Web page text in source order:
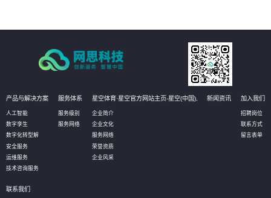
产品与解决方案
人工智能
数字孪生
数字化转型解
安全服务
运维服务
技术咨询服务
服务体系
服务级别
服务网络
星空体育·星空官方网站主页-星空(中国),
企业简介
企业文化
服务网络
荣誉资质
企业风采
新闻资讯 加入我们
招聘岗位
联系方式
留言表单
联系我们